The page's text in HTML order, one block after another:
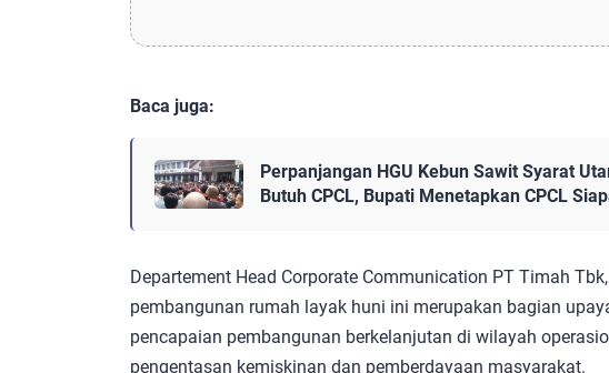
Baca juga:
Perpanjangan HGU Kebun Sawit Syarat
Butuh CPCL, Bupati Menetapkan CPCL
Departement Head Corporate Communication PT Timah
pembangunan rumah layak huni ini merupakan bagian
pencapaian pembangunan berkelanjutan di wilayah
pengentasan kemiskinan dan pemberdayaan masyarakat.